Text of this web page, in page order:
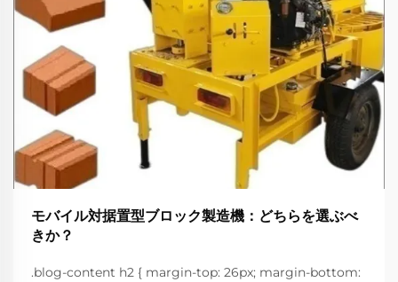
モバイル対据置型ブロック製造機：どちらを選ぶべ
きか？
.blog-content h2 { margin-top: 26px; margin-bottom: